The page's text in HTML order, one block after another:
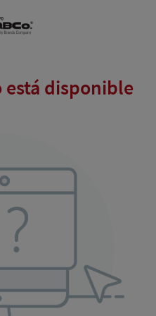
está disponible